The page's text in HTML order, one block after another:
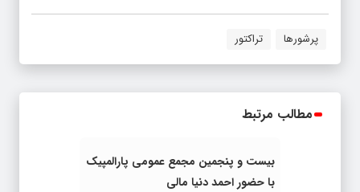
پرشورها تراکتور
مطالب مرتبط
بیست و پنجمین مجمع عمومی پارالمپیک
با حضور احمد دنیا مالی